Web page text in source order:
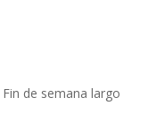
de semana largo